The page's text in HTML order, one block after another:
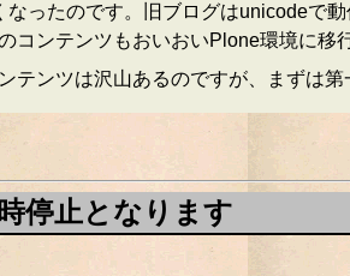
ったのです。旧ブログはunicodeで
コンテンツもおいおいPlone環境に移
テンツは沢山あるのですが、まずは
停止となります